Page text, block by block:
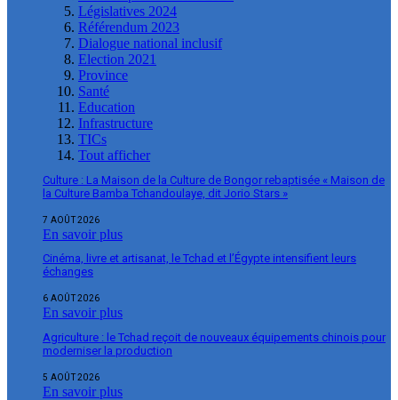
Législatives 2024
Référendum 2023
Dialogue national inclusif
Election 2021
Province
Santé
Education
Infrastructure
TICs
Tout afficher
Culture : La Maison de la Culture de Bongor rebaptisée « Maison de
la Culture Bamba Tchandoulaye, dit Jorio Stars »
7 AOÛT 2026
En savoir plus
Cinéma, livre et artisanat, le Tchad et l’Égypte intensifient leurs
échanges
6 AOÛT 2026
En savoir plus
Agriculture : le Tchad reçoit de nouveaux équipements chinois pour
moderniser la production
5 AOÛT 2026
En savoir plus